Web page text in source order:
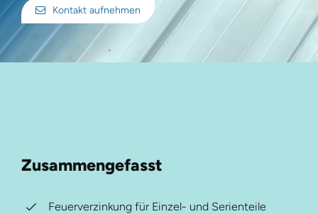
Kontakt aufnehmen
Zusammengefasst
Feuerverzinkung für Einzel- und Serienteile